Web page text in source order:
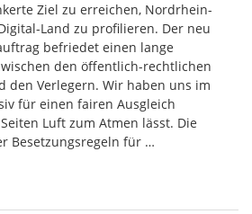
Ziel zu erreichen, Nordrhein-
Land zu profilieren. Der neu
befriedet einen lange
den öffentlich-rechtlichen
den Verlegern. Wir haben uns im
für einen fairen Ausgleich
Luft zum Atmen lässt. Die
Besetzungsregeln für …